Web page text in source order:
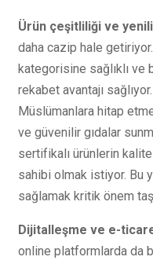
Ürün çeşitliliği ve
daha cazip hale
kategorisine sağlıklı
rekabet avantajı
Müslümanlara hitap
ve güvenilir gıdalar
sertifikalı ürünlerin
sahibi olmak istiyor. Bu
sağlamak kritik önem
Dijitalleşme ve e-
online platformlarda da